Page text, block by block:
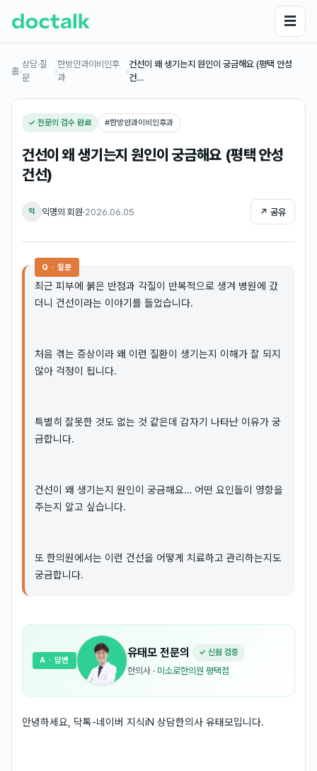
☰
홈›
상담·질
문
›
한방안과이비인후
과
›
건선이 왜 생기는지 원인이 궁금해요 (평택 안성
건…
✓ 전문의 검수 완료 #한방안과이비인후과
건선이 왜 생기는지 원인이 궁금해요 (평택 안성
건선)
익 익명의 회원·2026.06.05 ↗ 공유
Q · 질문
최근 피부에 붉은 반점과 각질이 반복적으로 생겨 병원에 갔
더니 건선이라는 이야기를 들었습니다.
처음 겪는 증상이라 왜 이런 질환이 생기는지 이해가 잘 되지
않아 걱정이 됩니다.
특별히 잘못한 것도 없는 것 같은데 갑자기 나타난 이유가 궁
금합니다.
건선이 왜 생기는지 원인이 궁금해요… 어떤 요인들이 영향을
주는지 알고 싶습니다.
또 한의원에서는 이런 건선을 어떻게 치료하고 관리하는지도
궁금합니다.
유태모 전문의 ✓ 신원 검증
한의사 · 미소로한의원 평택점
A · 답변
안녕하세요, 닥톡-네이버 지식iN 상담한의사 유태모입니다.